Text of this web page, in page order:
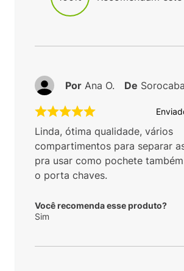
Linda, ótima qualidade, vários
compartimentos para separar
pra usar como pochete
o porta chaves.
Você recomenda esse produto?
Sim
Por Ana O. De